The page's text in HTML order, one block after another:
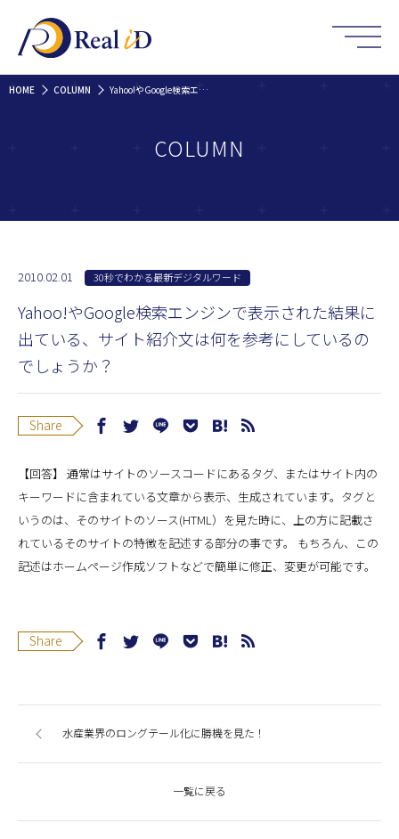
HOME COLUMN Yahoo!やGoogle検索エンジンで表示された結果に出ている、サイト紹介文は何を参考にしているのでしょうか？
COLUMN
2010.02.01 30秒でわかる最新デジタルワード
Yahoo!やGoogle検索エンジンで表示された結果に
出ている、サイト紹介文は何を参考にしているの
でしょうか？
Share
【回答】 通常はサイトのソースコードにあるタグ、またはサイト内の
キーワードに含まれている文章から表示、生成されています。タグと
いうのは、そのサイトのソース(HTML）を見た時に、上の方に記載さ
れているそのサイトの特徴を記述する部分の事です。 もちろん、この
記述はホームページ作成ソフトなどで簡単に修正、変更が可能です。
Share
水産業界のロングテール化に勝機を見た！
一覧に戻る